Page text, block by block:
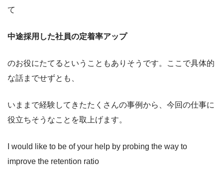
て
中途採用した社員の定着率アップ
のお役にたてるということもありそうです。ここで具体的
な話までせずとも、
いままで経験してきたたくさんの事例から、今回の仕事に
役立ちそうなことを取上げます。
I would like to be of your help by probing the way to
improve the retention ratio